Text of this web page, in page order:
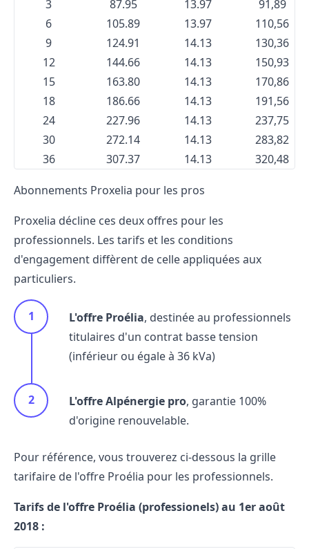
3
87.95 13.97
91,89
6
105.89 13.97
110,56
9
124.91 14.13
130,36
12
144.66 14.13
150,93
15
163.80 14.13
170,86
18
186.66 14.13
191,56
24
227.96 14.13
237,75
30
272.14 14.13
283,82
36
307.37 14.13 320,48
Abonnements Proxelia pour les pros
Proxelia décline ces deux offres pour les
professionnels. Les tarifs et les conditions
d'engagement diffèrent de celle appliquées aux
particuliers.
L'offre Proélia, destinée au professionnels
titulaires d'un contrat basse tension
(inférieur ou égale à 36 kVa)
L'offre Alpénergie pro, garantie 100%
d'origine renouvelable.
Pour référence, vous trouverez ci-dessous la grille
tarifaire de l'offre Proélia pour les professionnels.
Tarifs de l'offre Proélia (professionels) au 1er août
2018 :